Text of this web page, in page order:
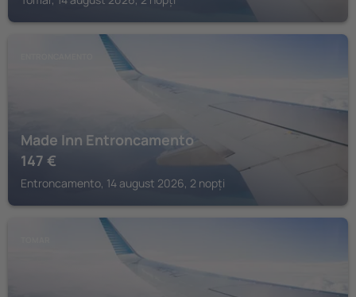
Made Inn Entroncamento
147 €
Entroncamento, 14 august 2026, 2 nopți